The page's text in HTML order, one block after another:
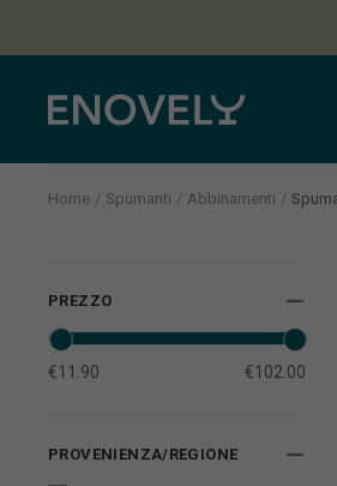
Home Spumanti Abbinamenti
PREZZO
€11.90 €102.00
PROVENIENZA/REGIONE